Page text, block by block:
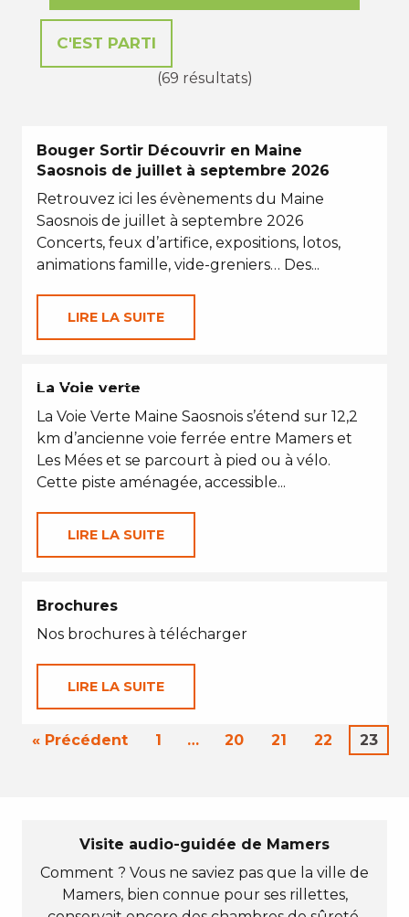
(69 résultats)
Bouger Sortir Découvrir en Maine
Saosnois de juillet à septembre 2026
Retrouvez ici les évènements du Maine
Saosnois de juillet à septembre 2026
Concerts, feux d’artifice, expositions, lotos,
animations famille, vide-greniers… Des...
LIRE LA SUITE
PETITES VACANCES
La Voie verte
La Voie Verte Maine Saosnois s’étend sur 12,2
km d’ancienne voie ferrée entre Mamers et
Les Mées et se parcourt à pied ou à vélo.
Cette piste aménagée, accessible...
LIRE LA SUITE
Brochures
Nos brochures à télécharger
LIRE LA SUITE
« Précédent 1 … 20 21 22 23
Visite audio-guidée de Mamers
Comment ? Vous ne saviez pas que la ville de
Mamers, bien connue pour ses rillettes,